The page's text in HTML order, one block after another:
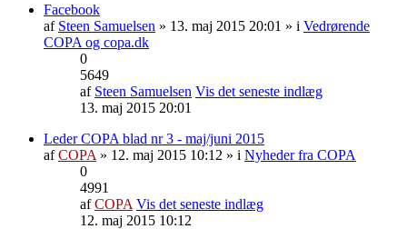
Facebook
af Steen Samuelsen » 13. maj 2015 20:01 » i Vedrørende
COPA og copa.dk
0
5649
af Steen Samuelsen Vis det seneste indlæg
13. maj 2015 20:01
Leder COPA blad nr 3 - maj/juni 2015
afCOPA » 12. maj 2015 10:12 » i Nyheder fra COPA
0
4991
afCOPA Vis det seneste indlæg
12. maj 2015 10:12